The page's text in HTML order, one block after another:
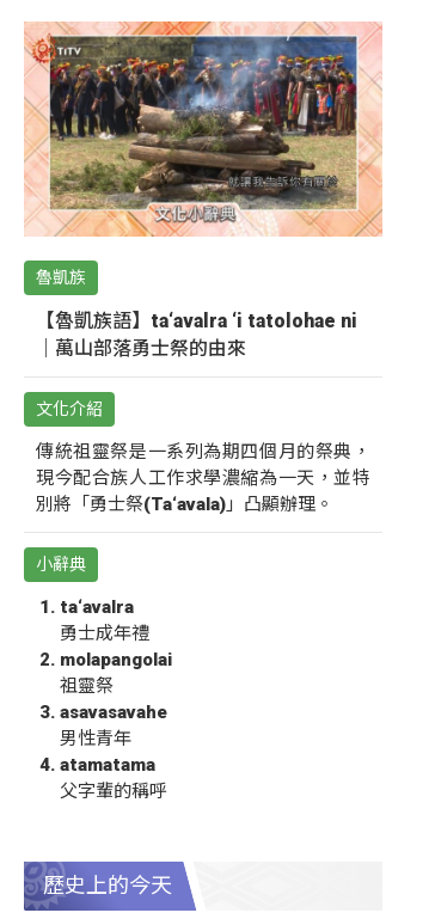
魯凱族
【魯凱族語】ta‘avalra ‘i tatolohae ni
｜萬山部落勇士祭的由來
文化介紹
傳統祖靈祭是一系列為期四個月的祭典，
現今配合族人工作求學濃縮為一天，並特
別將「勇士祭(Ta‘avala)」凸顯辦理。
小辭典
ta‘avalra
勇士成年禮
molapangolai
祖靈祭
asavasavahe
男性青年
atamatama
父字輩的稱呼
歷史上的今天